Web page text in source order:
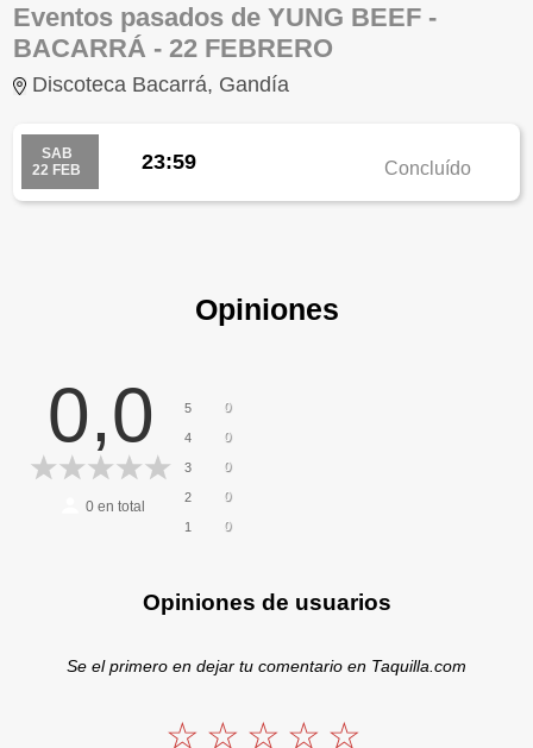
Eventos pasados de YUNG BEEF -
BACARRÁ - 22 FEBRERO
Discoteca Bacarrá, Gandía
SAB
22 FEB
23:59 Concluído
Opiniones
0,0
0en total
5 0
4 0
3 0
2 0
1 0
Opiniones de usuarios
Se el primero en dejar tu comentario en Taquilla.com